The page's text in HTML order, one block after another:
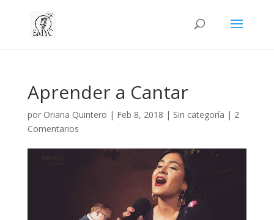
Aprender a Cantar
por Oriana Quintero | Feb 8, 2018 | Sin categoría | 2
Comentarios